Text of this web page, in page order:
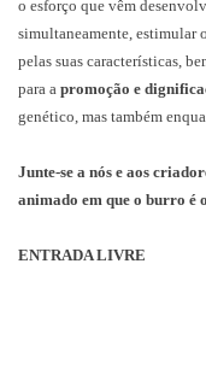
o esforço que vêm
simultaneamente, estimular
pelas suas características,
para a promoção e
genético, mas também
Junte-se a nós e aos
animado em que o burro é
ENTRADA LIVRE